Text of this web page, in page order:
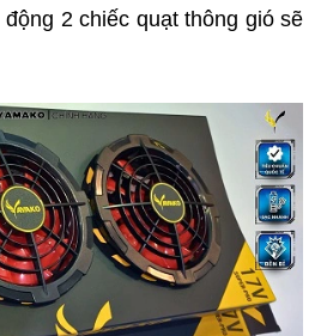
2 chiếc quạt thông gió sẽ